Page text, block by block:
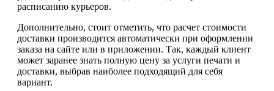
расписанию курьеров.
Дополнительно, стоит отметить, что расчет стоимости
доставки производится автоматически при оформлении
заказа на сайте или в приложении. Так, каждый клиент
может заранее знать полную цену за услуги печати и
доставки, выбрав наиболее подходящий для себя
вариант.